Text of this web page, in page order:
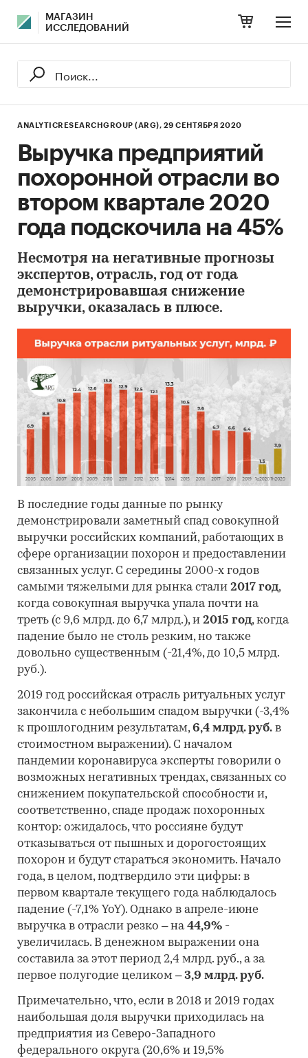
МАГАЗИН
ИССЛЕДОВАНИЙ
ANALYTICRESEARCHGROUP (ARG), 29 СЕНТЯБРЯ 2020
Выручка предприятий
похоронной отрасли во
втором квартале 2020
года подскочила на 45%
Несмотря на негативные прогнозы
экспертов, отрасль, год от года
демонстрировавшая снижение
выручки, оказалась в плюсе.
В последние годы данные по рынку
демонстрировали заметный спад совокупной
выручки российских компаний, работающих в
сфере организации похорон и предоставлении
связанных услуг. С середины 2000-х годов
самыми тяжелыми для рынка стали 2017 год,
когда совокупная выручка упала почти на
треть (с 9,6 млрд. до 6,7 млрд.), и 2015 год, когда
падение было не столь резким, но также
довольно существенным (-21,4%, до 10,5 млрд.
руб.).
2019 год российская отрасль ритуальных услуг
закончила с небольшим спадом выручки (-3,4%
к прошлогодним результатам,6,4 млрд. руб. в
стоимостном выражении). С началом
пандемии коронавируса эксперты говорили о
возможных негативных трендах, связанных со
снижением покупательской способности и,
соответственно, спаде продаж похоронных
контор: ожидалось, что россияне будут
отказываться от пышных и дорогостоящих
похорон и будут стараться экономить. Начало
года, в целом, подтвердило эти цифры: в
первом квартале текущего года наблюдалось
падение (-7,1% YoY). Однако в апреле-июне
выручка в отрасли резко – на44,9% -
увеличилась. В денежном выражении она
составила за этот период 2,4 млрд. руб., а за
первое полугодие целиком –3,9 млрд. руб.
Примечательно, что, если в 2018 и 2019 годах
наибольшая доля выручки приходилась на
предприятия из Северо-Западного
федерального округа (20,6% и 19,5%